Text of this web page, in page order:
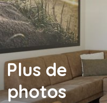
Plus de
photos